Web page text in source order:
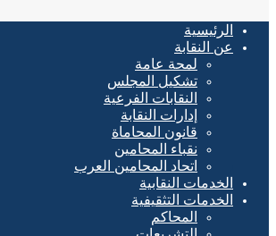
الرئيسية
عن النقابة
لمحة عامة
تشكيل المجلس
النقابات الفرعية
إدارات النقابة
قانون المحاماة
نقباء المحامين
اتحاد المحامين العرب
الخدمات النقابية
الخدمات التثقيفية
المحاكم